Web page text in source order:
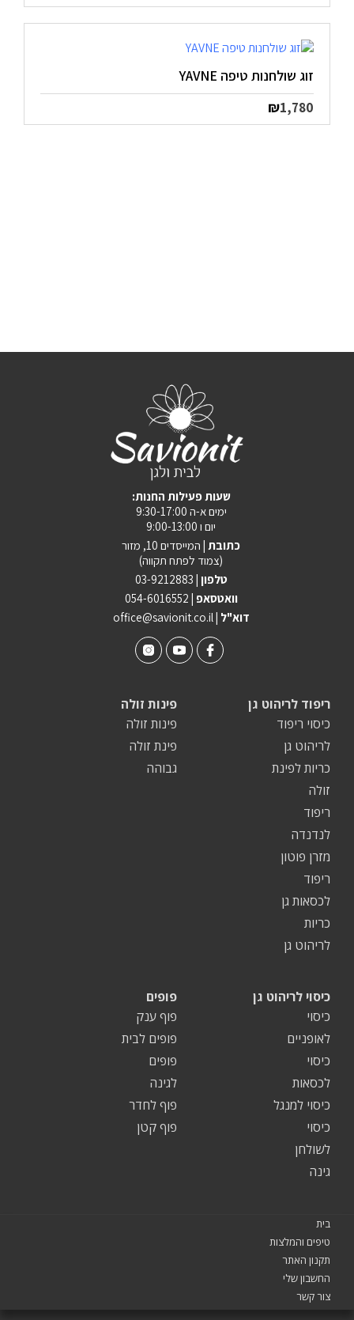
זוג שולחנות טיפה YAVNE
₪1,780
:שעות פעילות החנות
ימים א-ה 9:30-17:00
יום ו 9:00-13:00
כתובת | המייסדים 10, מזור
(צמוד לפתח תקווה)
טלפון | 03-9212883
וואטסאפ | 054-6016552
office@savionit.co.il | דוא"ל
פינות זולה
פינות זולה
פינת זולה
גבוהה
ריפוד לריהוט גן
כיסוי ריפוד
לריהוט גן
כריות לפינת
זולה
ריפוד
לנדנדה
מזרן פוטון
ריפוד
לכסאות גן
כריות
לריהוט גן
פופים
פוף ענק
פופים לבית
פופים
לגינה
פוף לחדר
פוף קטן
כיסוי לריהוט גן
כיסוי
לאופניים
כיסוי
לכסאות
כיסוי למנגל
כיסוי
לשולחן
גינה
בית
טיפים והמלצות
תקנון האתר
החשבון שלי
צור קשר